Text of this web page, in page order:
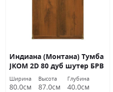
Индиана (Монтана) Тумба
JKOM 2D 80 дуб шутер БРВ
Украина
Ширина
80.0см
Высота
87.0см
Глубина
40.0см